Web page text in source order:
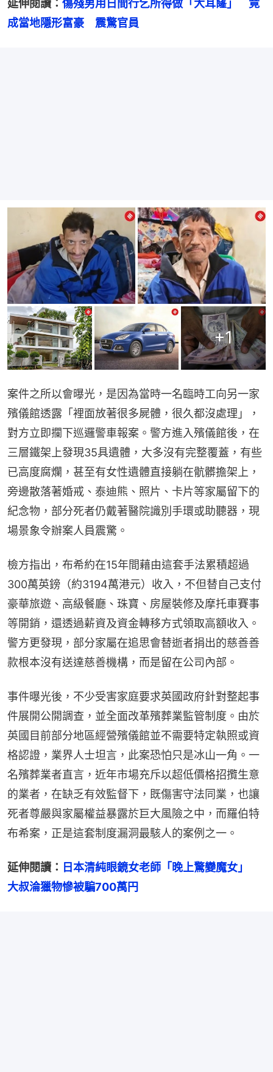
延伸閱讀： 傷殘男用日間行乞所得做「大耳窿」　竟
成當地隱形富豪　震驚官員
+1
案件之所以會曝光，是因為當時一名臨時工向另一家
殯儀館透露「裡面放著很多屍體，很久都沒處理」，
對方立即攔下巡邏警車報案。警方進入殯儀館後，在
三層鐵架上發現35具遺體，大多沒有完整覆蓋，有些
已高度腐爛，甚至有女性遺體直接躺在骯髒擔架上，
旁邊散落著婚戒、泰迪熊、照片、卡片等家屬留下的
紀念物，部分死者仍戴著醫院識別手環或助聽器，現
場景象令辦案人員震驚。
檢方指出，布希約在15年間藉由這套手法累積超過
300萬英鎊（約3194萬港元）收入，不但替自己支付
豪華旅遊、高級餐廳、珠寶、房屋裝修及摩托車賽事
等開銷，還透過薪資及資金轉移方式領取高額收入。
警方更發現，部分家屬在追思會替逝者捐出的慈善善
款根本沒有送達慈善機構，而是留在公司內部。
事件曝光後，不少受害家庭要求英國政府針對整起事
件展開公開調查，並全面改革殯葬業監管制度。由於
英國目前部分地區經營殯儀館並不需要特定執照或資
格認證，業界人士坦言，此案恐怕只是冰山一角。一
名殯葬業者直言，近年市場充斥以超低價格招攬生意
的業者，在缺乏有效監督下，既傷害守法同業，也讓
死者尊嚴與家屬權益暴露於巨大風險之中，而羅伯特
布希案，正是這套制度漏洞最駭人的案例之一。
延伸閱讀： 日本清純眼鏡女老師「晚上驚變魔女」
大叔淪獵物慘被騙700萬円